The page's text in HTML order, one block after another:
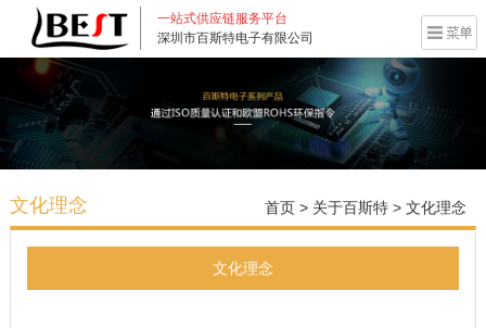
一站式供应链服务平台
深圳市百斯特电子有限公司
文化理念 首页> 关于百斯特> 文化理念
文化理念